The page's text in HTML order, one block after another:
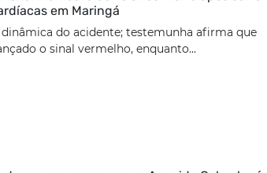
em Maringá
dinâmica do acidente; testemunha afirma que
o sinal vermelho, enquanto...